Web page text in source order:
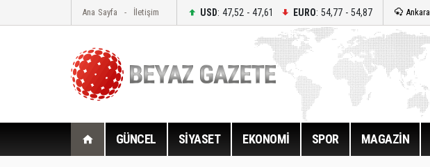
Ana Sayfa İletişim USD: 47,52 - 47,61 EURO: 54,77 - 54,87 Ankara
GÜNCEL SİYASET EKONOMİ SPOR MAGAZİN